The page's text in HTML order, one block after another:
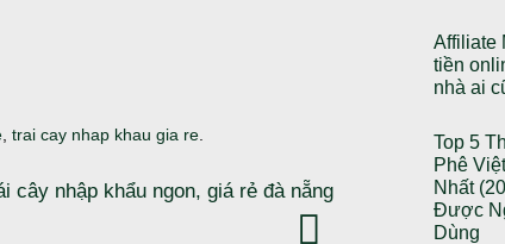
trai cay nhap khau gia re
cây nhập khẩu ngon, giá rẻ đà nẵng
Affiliate
tiền
nhà ai
Top 5
Phê
Nhất
Được
Dùng